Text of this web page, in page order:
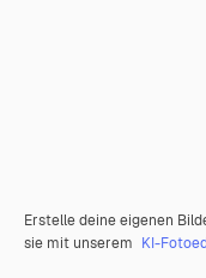
Erstelle deine eigenen
sie mit unserem KI-